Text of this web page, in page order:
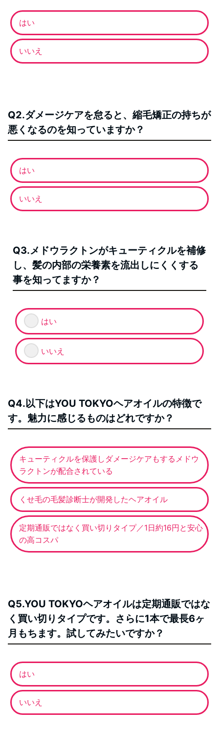
はい
いいえ
Q2.ダメージケアを怠ると、縮毛矯正の持ちが
悪くなるのを知っていますか？
はい
いいえ
Q3.メドウラクトンがキューティクルを補修
し、髪の内部の栄養素を流出しにくくする
事を知ってますか？
はい
いいえ
Q4.以下はYOU TOKYOヘアオイルの特徴で
す。魅力に感じるものはどれですか？
キューティクルを保護しダメージケアもするメドウ
ラクトンが配合されている
くせ毛の毛髪診断士が開発したヘアオイル
定期通販ではなく買い切りタイプ／1日約16円と安心
の高コスパ
Q5.YOU TOKYOヘアオイルは定期通販ではな
く買い切りタイプです。さらに1本で最長6ヶ
月もちます。試してみたいですか？
はい
いいえ